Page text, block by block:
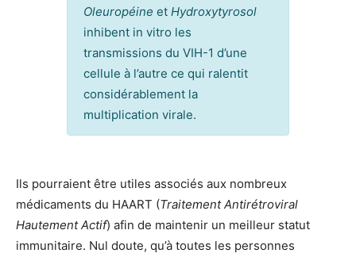
Oleuropéine et Hydroxytyrosol
inhibent in vitro les
transmissions du VIH-1 d’une
cellule à l’autre ce qui ralentit
considérablement la
multiplication virale.
Ils pourraient être utiles associés aux nombreux
médicaments du HAART (Traitement Antirétroviral
Hautement Actif) afin de maintenir un meilleur statut
immunitaire. Nul doute, qu’à toutes les personnes